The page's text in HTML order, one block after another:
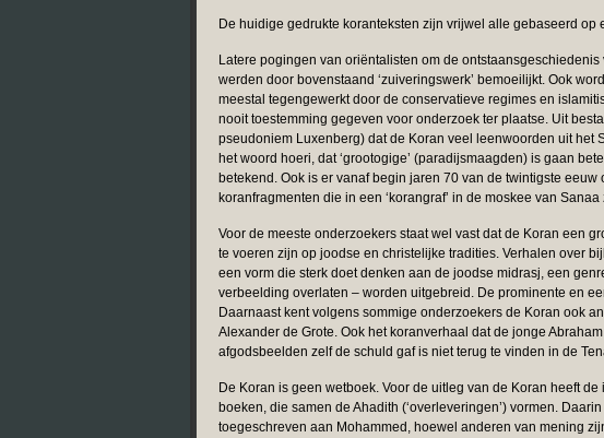
De huidige gedrukte koranteksten zijn vrijwel alle gebaseerd
Latere pogingen van oriëntalisten om de
werden door bovenstaand ‘zuiveringswerk’ bemoeilijkt. Ook
meestal tegengewerkt door de conservatieve regimes en
nooit toestemming gegeven voor onderzoek ter plaatse. Uit
pseudoniem Luxenberg) dat de Koran veel leenwoorden uit het
het woord hoeri, dat ‘grootogige’ (paradijsmaagden) is gaan
betekend. Ook is er vanaf begin jaren 70 van de twintigste
koranfragmenten die in een ‘korangraf’ in de moskee van
Voor de meeste onderzoekers staat wel vast dat de Koran een
te voeren zijn op joodse en christelijke tradities. Verhalen over
een vorm die sterk doet denken aan de joodse midrasj, een
verbeelding overlaten – worden uitgebreid. De prominente en
Daarnaast kent volgens sommige onderzoekers de Koran ook
Alexander de Grote. Ook het koranverhaal dat de jonge
afgodsbeelden zelf de schuld gaf is niet terug te vinden in de
De Koran is geen wetboek. Voor de uitleg van de Koran heeft
boeken, die samen de Ahadith (‘overleveringen’) vormen.
toegeschreven aan Mohammed, hoewel anderen van mening